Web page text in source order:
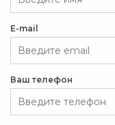
E-mail
Ваш телефон